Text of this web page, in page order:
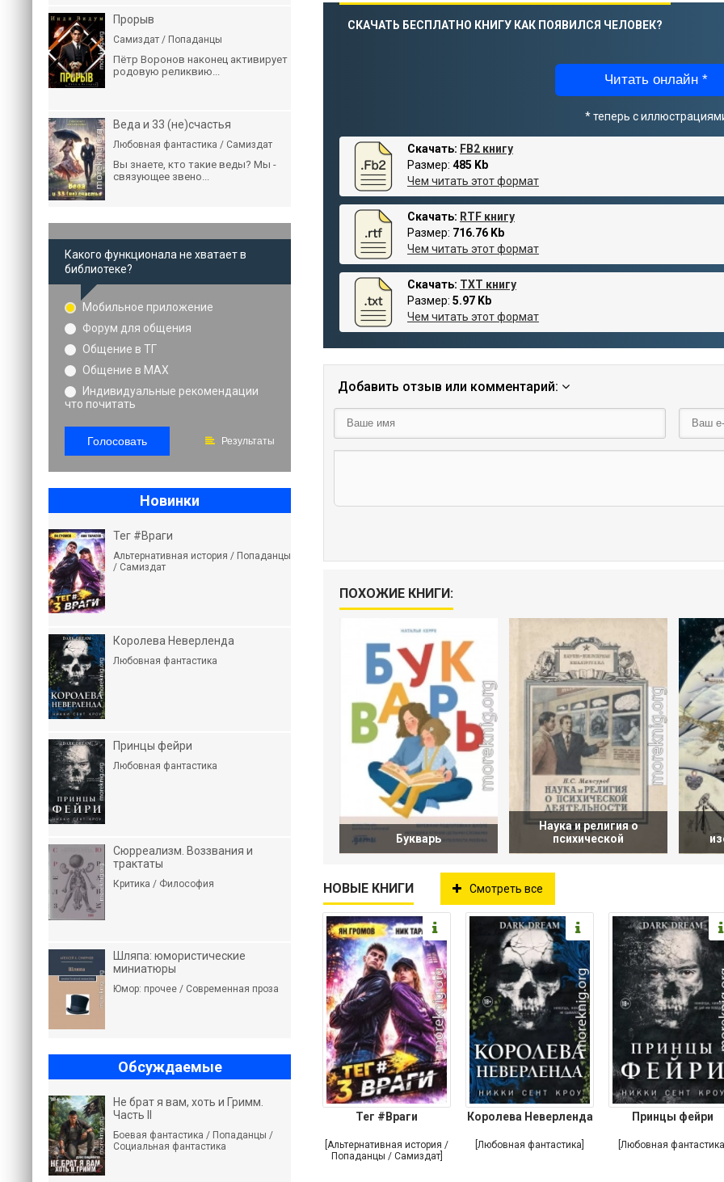
СКАЧАТЬ БЕСПЛАТНО КНИГУ КАК ПОЯВИЛСЯ ЧЕЛОВЕК?
Читать онлайн *
* теперь с
Скачать: FB2 книгу
Размер: 485 Kb
Чем читать этот формат
Скачать: RTF книгу
Размер: 716.76 Kb
Чем читать этот формат
Скачать: TXT книгу
Размер: 5.97 Kb
Чем читать этот формат
Добавить отзыв или комментарий:
ПОХОЖИЕ КНИГИ:
Букварь
Наука и религия о
психической
НОВЫЕ КНИГИ Смотреть все
Тег #Враги
[Альтернативная история /
Попаданцы / Самиздат]
Королева Неверленда
[Любовная фантастика]
Принцы фейри
[Любовная
Прорыв
Самиздат / Попаданцы
Пётр Воронов наконец активирует
родовую реликвию...
Веда и 33 (не)счастья
Любовная фантастика / Самиздат
Вы знаете, кто такие веды? Мы -
связующее звено...
Какого функционала не хватает в
библиотеке?
Мобильное приложение
Форум для общения
Общение в ТГ
Общение в MAX
Индивидуальные рекомендации
что почитать
Голосовать Результаты
Новинки
Тег #Враги
Альтернативная история / Попаданцы
/ Самиздат
Королева Неверленда
Любовная фантастика
Принцы фейри
Любовная фантастика
Сюрреализм. Воззвания и
трактаты
Критика / Философия
Шляпа: юмористические
миниатюры
Юмор: прочее / Современная проза
Обсуждаемые
Не брат я вам, хоть и Гримм.
Часть II
Боевая фантастика / Попаданцы /
Социальная фантастика